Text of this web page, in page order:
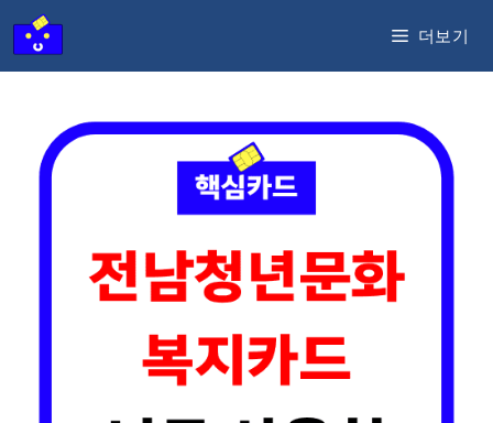
텐
더보기